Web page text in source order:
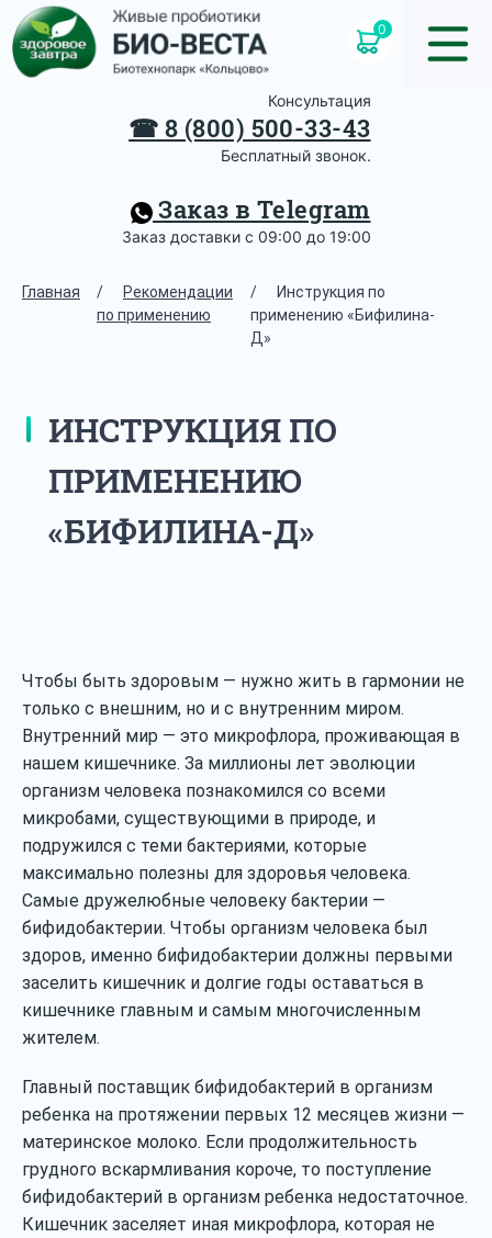
0
Консультация
☎8 (800) 500-33-43
Бесплатный звонок.
Заказ в Telegram
Заказ доставки с 09:00 до 19:00
Главная /
Рекомендации
по применению
/
Инструкция по
применению «Бифилина-
Д»
ИНСТРУКЦИЯ ПО
ПРИМЕНЕНИЮ
«БИФИЛИНА-Д»
Чтобы быть здоровым — нужно жить в гармонии не
только с внешним, но и с внутренним миром.
Внутренний мир — это микрофлора, проживающая в
нашем кишечнике. За миллионы лет эволюции
организм человека познакомился со всеми
микробами, существующими в природе, и
подружился с теми бактериями, которые
максимально полезны для здоровья человека.
Самые дружелюбные человеку бактерии —
бифидобактерии. Чтобы организм человека был
здоров, именно бифидобактерии должны первыми
заселить кишечник и долгие годы оставаться в
кишечнике главным и самым многочисленным
жителем.
Главный поставщик бифидобактерий в организм
ребенка на протяжении первых 12 месяцев жизни —
материнское молоко. Если продолжительность
грудного вскармливания короче, то поступление
бифидобактерий в организм ребенка недостаточное.
Кишечник заселяет иная микрофлора, которая не